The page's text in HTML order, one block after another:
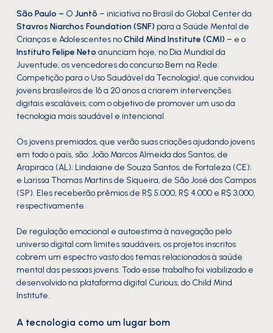
São Paulo – O Juntô – iniciativa no Brasil do Global Center da
Stavros Niarchos Foundation (SNF) para a Saúde Mental de
Crianças e Adolescentes noChild Mind Institute (CMI) – e o
Instituto Felipe Neto anunciam hoje, no Dia Mundial da
Juventude, os vencedores do concurso Bem na Rede:
Competição para o Uso Saudável da Tecnologia!, que convidou
jovens brasileiros de 16 a 20 anos a criarem intervenções
digitais escaláveis, com o objetivo de promover um uso da
tecnologia mais saudável e intencional.
Os jovens premiados, que verão suas criações ajudando jovens
em todo o país, são: João Marcos Almeida dos Santos, de
Arapiraca (AL); Lindaiane de Souza Santos, de Fortaleza (CE);
e Larissa Thomas Martins de Siqueira, de São José dos Campos
(SP). Eles receberão prêmios de R$ 5.000, R$ 4.000 e R$ 3.000,
respectivamente.
De regulação emocional e autoestima à navegação pelo
universo digital com limites saudáveis, os projetos inscritos
cobrem um espectro vasto dos temas relacionados à saúde
mental das pessoas jovens. Todo esse trabalho foi viabilizado e
desenvolvido na plataforma digital Curious, do Child Mind
Institute.
A tecnologia como um lugar bom